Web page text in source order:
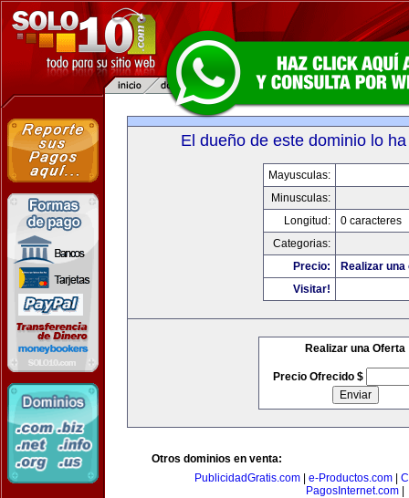
El dueño de este dominio lo
Mayusculas:
Minusculas:
Longitud:
0 caracteres
Categorias:
Precio:
Realizar
Visitar!
Realizar una Oferta
Precio Ofrecido $
Otros dominios en venta:
PublicidadGratis.com
e-Productos.com
PagosInternet.com